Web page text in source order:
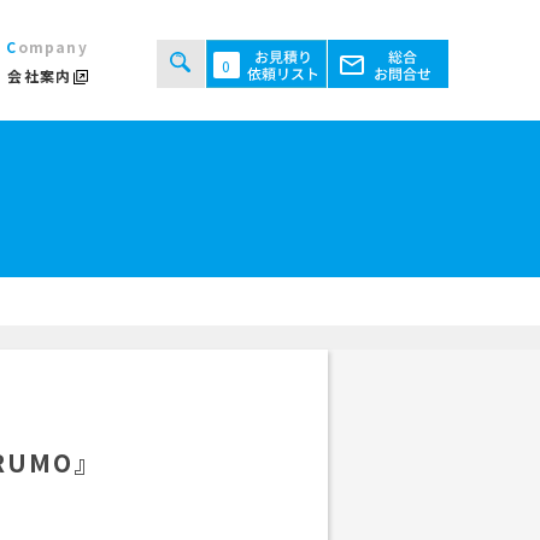
・テント倉庫事業
会社案内
Company
0
索する』